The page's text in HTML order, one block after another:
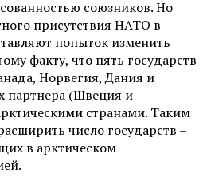
союзников. Но
присутствия НАТО в
попыток изменить
факту, что пять государств
Норвегия, Дания и
партнера (Швеция и
странами. Таким
число государств –
в арктическом